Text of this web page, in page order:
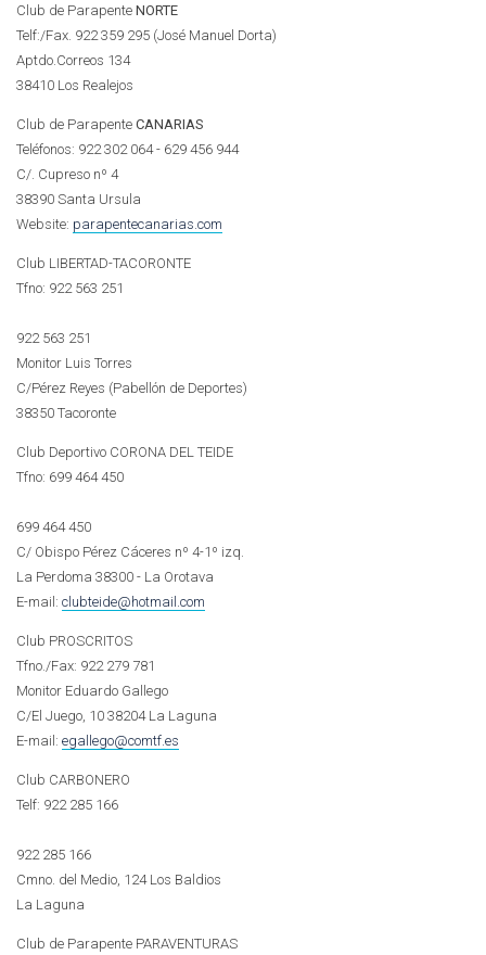
Club de Parapente NORTE
Telf:/Fax. 922 359 295 (José Manuel Dorta)
Aptdo.Correos 134
38410 Los Realejos
Club de Parapente CANARIAS
Teléfonos: 922 302 064 - 629 456 944
C/. Cupreso nº 4
38390 Santa Ursula
Website: parapentecanarias.com
Club LIBERTAD-TACORONTE
Tfno: 922 563 251
922 563 251
Monitor Luis Torres
C/Pérez Reyes (Pabellón de Deportes)
38350 Tacoronte
Club Deportivo CORONA DEL TEIDE
Tfno: 699 464 450
699 464 450
C/ Obispo Pérez Cáceres nº 4-1º izq.
La Perdoma 38300 - La Orotava
E-mail: clubteide@hotmail.com
Club PROSCRITOS
Tfno./Fax: 922 279 781
Monitor Eduardo Gallego
C/El Juego, 10 38204 La Laguna
E-mail: egallego@comtf.es
Club CARBONERO
Telf: 922 285 166
922 285 166
Cmno. del Medio, 124 Los Baldios
La Laguna
Club de Parapente PARAVENTURAS